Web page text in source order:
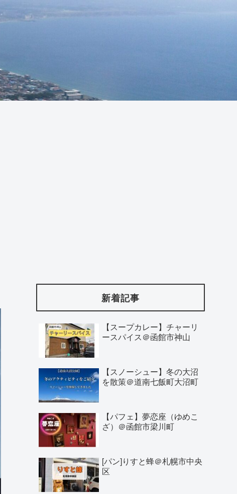
新着記事
【スープカレー】チャーリ
ースパイス＠函館市神山
【スノーシュー】冬の大沼
を散策＠道南七飯町大沼町
【パフェ】夢恋座（ゆめこ
ざ）＠函館市梁川町
[パン]りすと蜂＠札幌市中央
区